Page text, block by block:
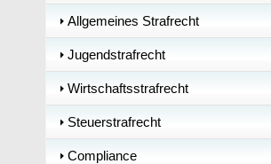
Allgemeines Strafrecht
Jugendstrafrecht
Wirtschaftsstrafrecht
Steuerstrafrecht
Compliance